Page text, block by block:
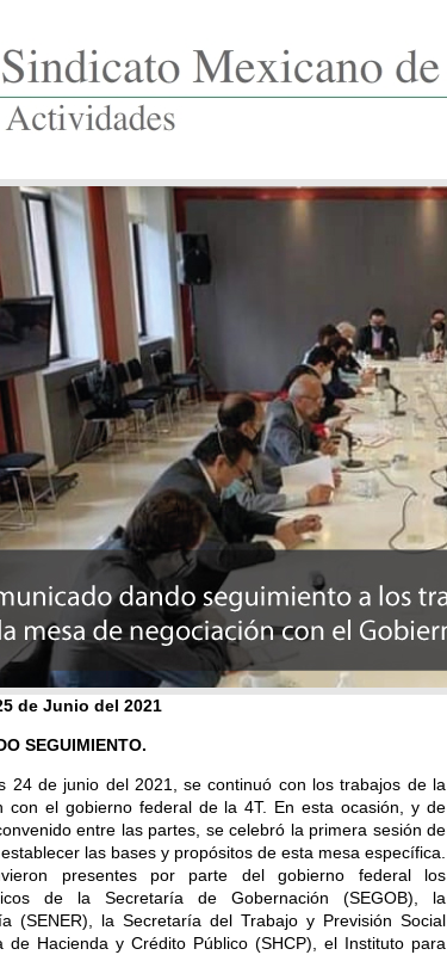
de Junio del 2021
SEGUIMIENTO.
24 de junio del 2021, se continuó con los trabajos de la
con el gobierno federal de la 4T. En esta ocasión, y de
entre las partes, se celebró la primera sesión de
las bases y propósitos de esta mesa específica.
presentes por parte del gobierno federal los
de la Secretaría de Gobernación (SEGOB), la
(SENER), la Secretaría del Trabajo y Previsión Social
de Hacienda y Crédito Público (SHCP), el Instituto para